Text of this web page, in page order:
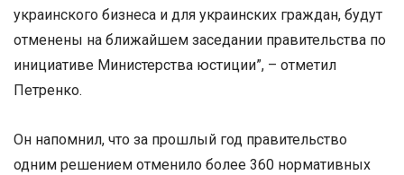
украинского бизнеса и для украинских граждан, будут
отменены на ближайшем заседании правительства по
инициативе Министерства юстиции”, – отметил
Петренко.
Он напомнил, что за прошлый год правительство
одним решением отменило более 360 нормативных